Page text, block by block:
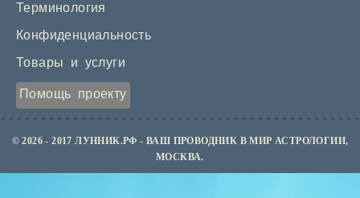
Терминология
Конфиденциальность
Товары и услуги
Помощь проекту
© 2026 - 2017 ЛУННИК.РФ - ВАШ ПРОВОДНИК В МИР АСТРОЛОГИИ,
МОСКВА.